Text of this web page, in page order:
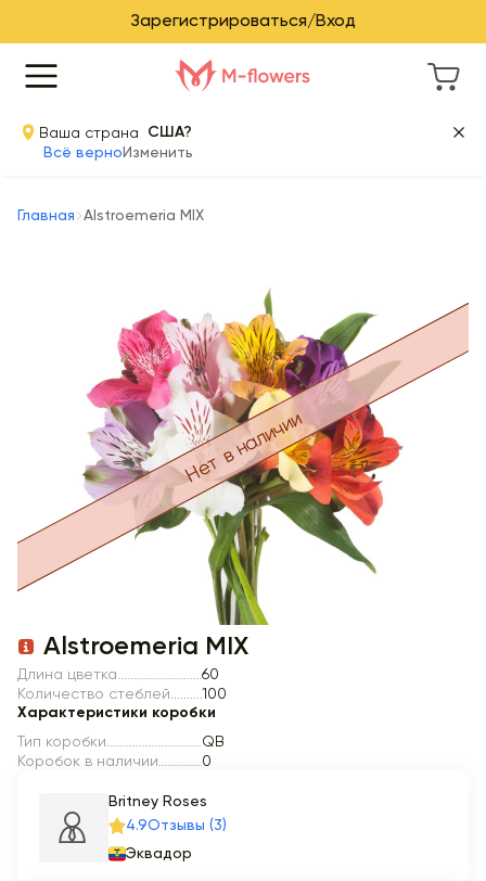
Зарегистрироваться/Вход
Ваша страна
США?
Всё верно Изменить
Главная Alstroemeria MIX
Item 1 of 1
Нет в наличии
Alstroemeria MIX
Длина цветка
60
Количество стеблей
100
Характеристики коробки
Тип коробки
QB
Коробок в наличии
0
Britney Roses
4.9Отзывы (3)
Эквадор